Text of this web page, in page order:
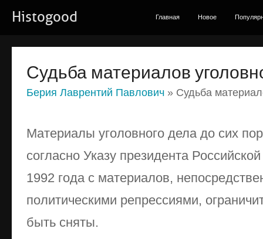
Histogood Главная Новое
Судьба материалов
Берия Лаврентий Павлович » Судьба
Материалы уголовного дела до сих
согласно Указу президента
1992 года с материалов,
политическими репрессиями,
быть сняты.